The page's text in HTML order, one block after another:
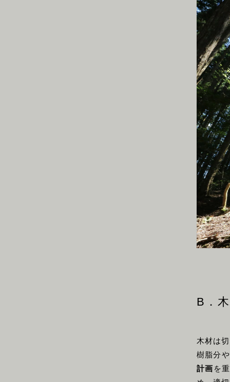
B．
木材は
樹脂分
計画 を